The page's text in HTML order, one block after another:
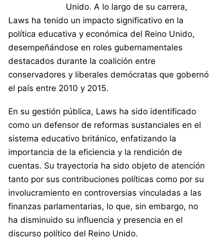
Unido. A lo largo de su carrera,
Laws ha tenido un impacto significativo en la
política educativa y económica del Reino Unido,
desempeñándose en roles gubernamentales
destacados durante la coalición entre
conservadores y liberales demócratas que gobernó
el país entre 2010 y 2015.
En su gestión pública, Laws ha sido identificado
como un defensor de reformas sustanciales en el
sistema educativo británico, enfatizando la
importancia de la eficiencia y la rendición de
cuentas. Su trayectoria ha sido objeto de atención
tanto por sus contribuciones políticas como por su
involucramiento en controversias vinculadas a las
finanzas parlamentarias, lo que, sin embargo, no
ha disminuido su influencia y presencia en el
discurso político del Reino Unido.